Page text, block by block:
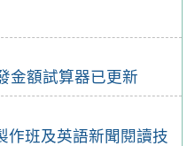
金額試算器已更新
作班及英語新聞閱讀技